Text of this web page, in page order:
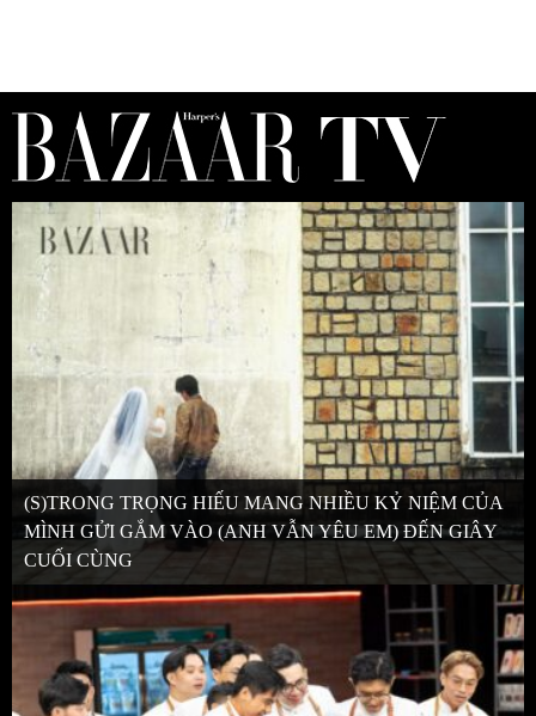
(S)TRONG TRỌNG HIẾU MANG NHIỀU KỶ NIỆM CỦA
MÌNH GỬI GẮM VÀO (ANH VẪN YÊU EM) ĐẾN GIÂY
CUỐI CÙNG